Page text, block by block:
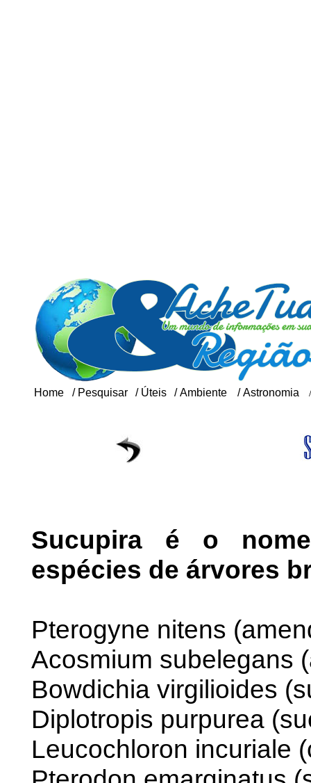
Home / Pesquisar / Úteis /Ambiente /Astronomia
Sucupira é o
espécies de árvores
Pterogyne nitens
Acosmium subelegans
Bowdichia virgilioides
Diplotropis purpurea
Leucochloron incuriale